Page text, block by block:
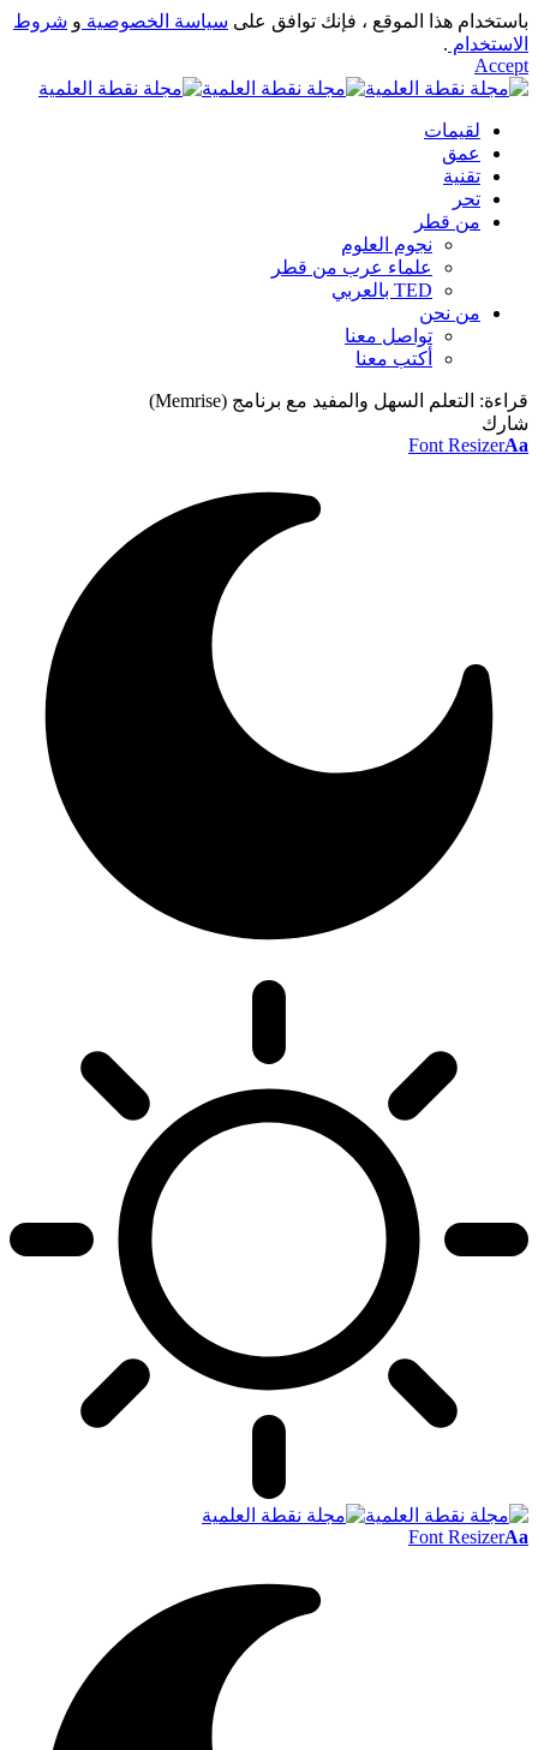
باستخدام هذا الموقع ، فإنك توافق على سياسة الخصوصية و شروط
الاستخدام .
Accept
لقيمات
عمق
تقنية
تحر
من قطر
نجوم العلوم
علماء عرب من قطر
TED بالعربي
من نحن
تواصل معنا
أكتب معنا
قراءة: التعلم السهل والمفيد مع برنامج (Memrise)
شارك
Font ResizerAa
Font ResizerAa